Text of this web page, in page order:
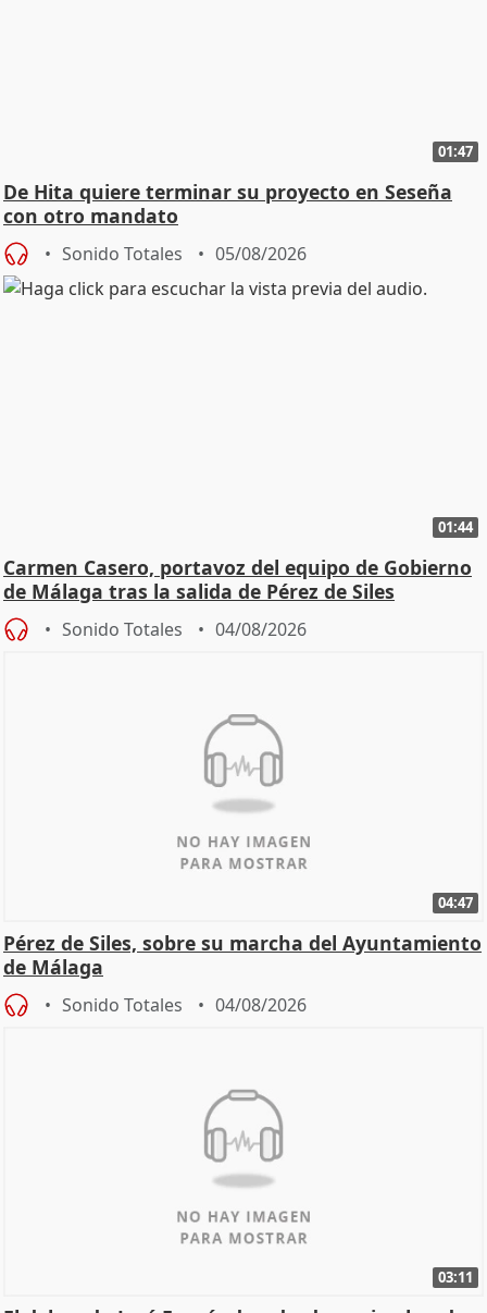
01:47
De Hita quiere terminar su proyecto en Seseña
con otro mandato
Sonido Totales 05/08/2026
01:44
Carmen Casero, portavoz del equipo de Gobierno
de Málaga tras la salida de Pérez de Siles
Sonido Totales 04/08/2026
04:47
Pérez de Siles, sobre su marcha del Ayuntamiento
de Málaga
Sonido Totales 04/08/2026
03:11